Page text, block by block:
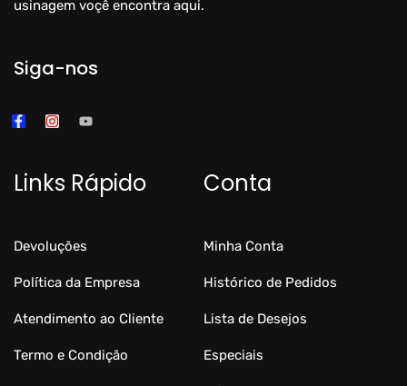
usinagem voçê encontra aqui.
Siga-nos
Links Rápido
Devoluções
Política da Empresa
Atendimento ao Cliente
Termo e Condição
Conta
Minha Conta
Histórico de Pedidos
Lista de Desejos
Especiais